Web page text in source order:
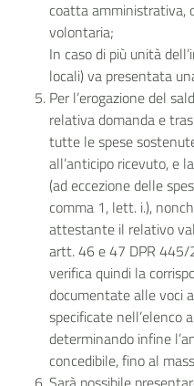
coatta amministrativa,
volontaria;
In caso di più unità
locali) va presentata
Per l’erogazione del
relativa domanda e
tutte le spese
all’anticipo ricevuto, e
(ad eccezione delle
comma 1, lett. i.),
attestante il relativo
artt. 46 e 47 DPR
verifica quindi la
documentate alle voci
specificate nell’elenco
determinando infine
concedibile, fino al